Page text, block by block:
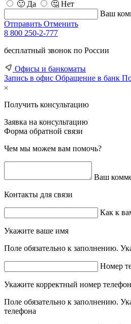
🙂 Да
🤔 Нет
Ваш
Отправить Отменить
8 800 250-2-777
бесплатный звонок по России
Офисы и банкоматы
Запись в офис Обращение в банк
Получить консультацию
Заявка на консультацию
Форма обратной связи
Чем мы можем вам помочь?
Ваш
Контакты для связи
Как к
Укажите ваше имя
Поле обязательно к заполнению.
Номер
Укажите корректный номер
Поле обязательно к заполнению.
телефона